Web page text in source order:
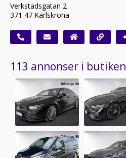
Verkstadsgatan 2
371 47 Karlskrona
113 annonser i butiken